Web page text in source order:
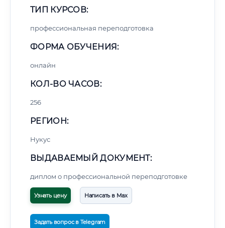
ТИП КУРСОВ:
профессиональная переподготовка
ФОРМА ОБУЧЕНИЯ:
онлайн
КОЛ-ВО ЧАСОВ:
256
РЕГИОН:
Нукус
ВЫДАВАЕМЫЙ ДОКУМЕНТ:
диплом о профессиональной переподготовке
Узнать цену Написать в Max
Задать вопрос в Telegram